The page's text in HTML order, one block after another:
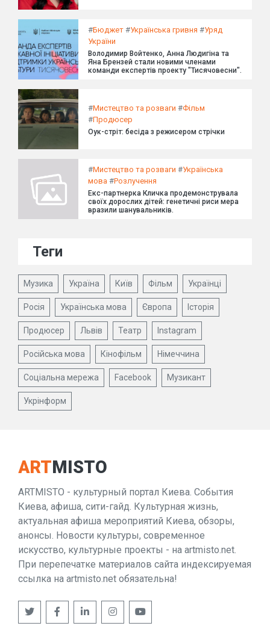
#Бюджет #Українська гривня #Уряд
України
Володимир Войтенко, Анна Людигіна та
Яна Брензей стали новими членами
команди експертів проекту "Тисячовесни".
#Мистецтво та розваги #Фільм
#Продюсер
Оук-стріт: бесіда з режисером стрічки
#Мистецтво та розваги #Українська
мова #Розлучення
Екс-партнерка Кличка продемонструвала
своїх дорослих дітей: генетичні риси мера
вразили шанувальників.
Теги
Музика Україна Київ Фільм Українці
Росія Українська мова Європа Історія
Продюсер Львів Театр Instagram
Російська мова Кінофільм Німеччина
Соціальна мережа Facebook Музикант
Укрінформ
ARTMISTO
ARTMISTO - культурный портал Киева. События
Киева, афиша, сити-гайд. Культурная жизнь,
актуальная афиша мероприятий Киева, обзоры,
анонсы. Новости культуры, современное
искусство, культурные проекты - на artmisto.net.
При перепечатке материалов сайта индексируемая
ссылка на artmisto.net обязательна!